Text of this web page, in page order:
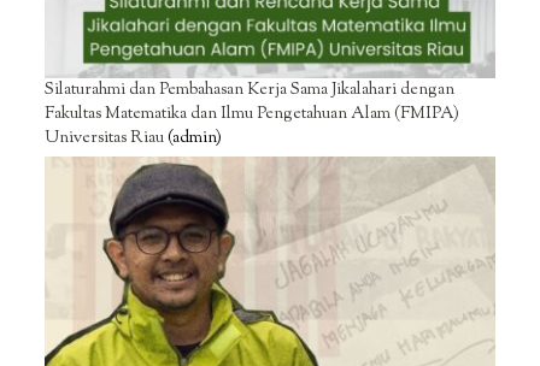
Silaturahmi dan Pembahasan Kerja Sama Jikalahari dengan
Fakultas Matematika dan Ilmu Pengetahuan Alam (FMIPA)
Universitas Riau(admin)